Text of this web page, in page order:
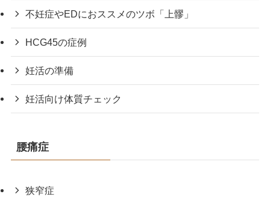
不妊症やEDにおススメのツボ「上髎」
HCG45の症例
妊活の準備
妊活向け体質チェック
腰痛症
狭窄症